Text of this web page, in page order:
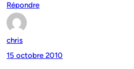
Répondre
chris
15 octobre 2010